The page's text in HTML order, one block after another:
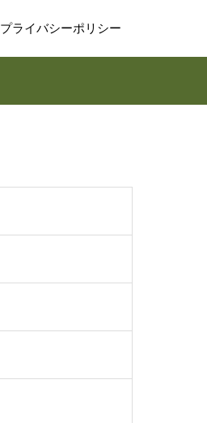
プライバシーポリシー